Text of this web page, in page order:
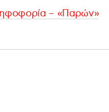
– «Παρών»